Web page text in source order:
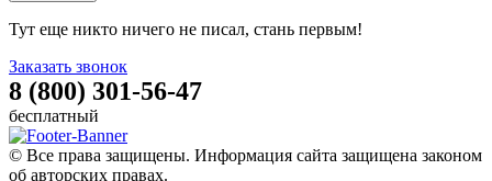
Тут еще никто ничего не писал, стань первым!
Заказать звонок
8 (800) 301-56-47
бесплатный
© Все права защищены. Информация сайта защищена законом
об авторских правах.